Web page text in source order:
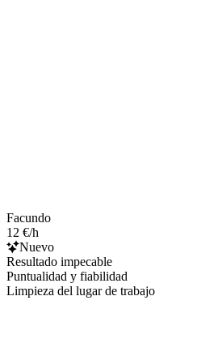
Facundo
12 €/h
Nuevo
Resultado impecable
Puntualidad y fiabilidad
Limpieza del lugar de trabajo